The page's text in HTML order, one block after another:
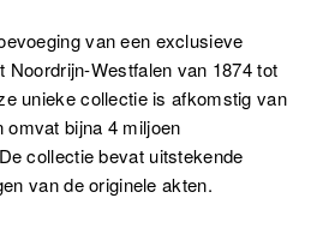
van een exclusieve
Westfalen van 1874 tot
unieke collectie is afkomstig van
omvat bijna 4 miljoen
collectie bevat uitstekende
van de originele akten.